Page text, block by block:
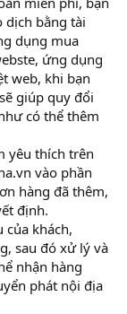
dịch bằng tài
dụng mua
ứng dụng
web, khi bạn
giúp quy đổi
có thể thêm
yêu thích trên
vào phần
hàng đã thêm,
định.
của khách,
sau đó xử lý và
nhận hàng
phát nội địa